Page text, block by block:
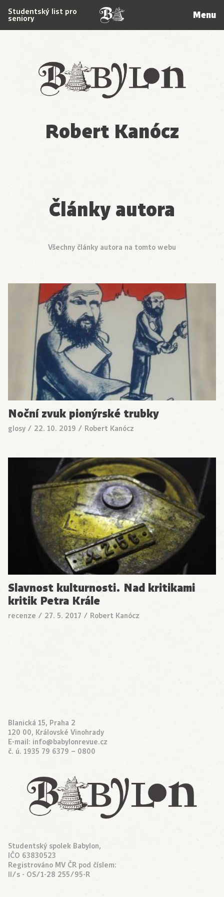
Babylon
Studentský list pro
seniory Menu
Robert Kanócz
Články autora
Všechny články autora na tomto webu
Noční zvuk pionýrské trubky
glosy / 22. 10. 2019 / Robert Kanócz
Slavnost kulturnosti. Nad kritikami
kritik Petra Krále
recenze / 27. 5. 2017 / Robert Kanócz
Blanická 15, Praha 2
120 00, Královské Vinohrady
E-mail: info@babylonrevue.cz
č. ú. 1935 79 6379 – 0800
Studentský spolek Babylon,
IČO 63830523
Registrováno MV ČR pod číslem:
II/s - OS/1-28 255/95-R